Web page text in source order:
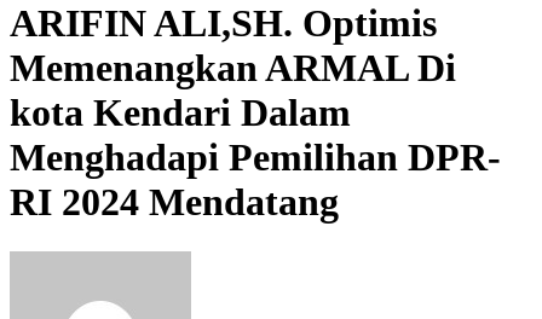
ARIFIN ALI,SH. Optimis
Memenangkan ARMAL Di
kota Kendari Dalam
Menghadapi Pemilihan DPR-
RI 2024 Mendatang